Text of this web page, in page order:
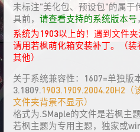
未标注"美化包、预设包"的属于
具前， 请查看支持的系统版本号
系统为1903以上的！遇到文件
请用若枫萌化箱安装补丁。（
其他）
关于系统兼容性：1607=单独版
3.1809.1903.1909.2004.20H2
文件夹背景不显示）
格式为.SMaple的文件是若枫主
若枫主题为专用主题，独家或